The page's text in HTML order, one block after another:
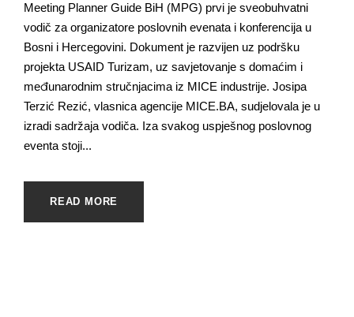
Meeting Planner Guide BiH (MPG) prvi je sveobuhvatni
vodič za organizatore poslovnih evenata i konferencija u
Bosni i Hercegovini. Dokument je razvijen uz podršku
projekta USAID Turizam, uz savjetovanje s domaćim i
međunarodnim stručnjacima iz MICE industrije. Josipa
Terzić Rezić, vlasnica agencije MICE.BA, sudjelovala je u
izradi sadržaja vodiča. Iza svakog uspješnog poslovnog
eventa stoji...
READ MORE